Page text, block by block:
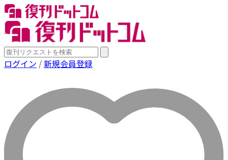
ログイン /新規会員登録